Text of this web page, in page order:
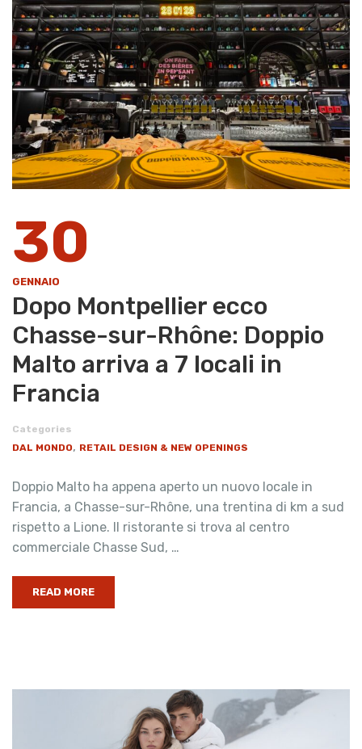
30
GENNAIO
Dopo Montpellier ecco
Chasse-sur-Rhône: Doppio
Malto arriva a 7 locali in
Francia
Categories
DAL MONDO, RETAIL DESIGN & NEW OPENINGS
Doppio Malto ha appena aperto un nuovo locale in
Francia, a Chasse-sur-Rhône, una trentina di km a sud
rispetto a Lione. Il ristorante si trova al centro
commerciale Chasse Sud, …
READ MORE